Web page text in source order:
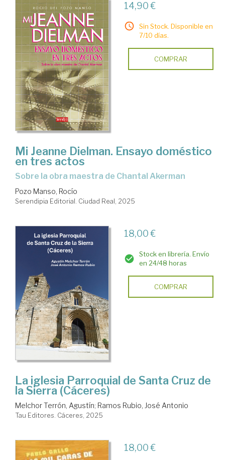
14,90 €
Sin Stock. Disponible en
7/10 días.
COMPRAR
Mi Jeanne Dielman. Ensayo doméstico
en tres actos
Sobre la obra maestra de Chantal Akerman
Pozo Manso, Rocío
Serendipia Editorial. Ciudad Real, 2025
18,00 €
Stock en librería. Envío
en 24/48 horas
COMPRAR
La iglesia Parroquial de Santa Cruz de
la Sierra (Cáceres)
Melchor Terrón, Agustín; Ramos Rubio, José Antonio
Tau Editores. Cáceres, 2025
18,00 €